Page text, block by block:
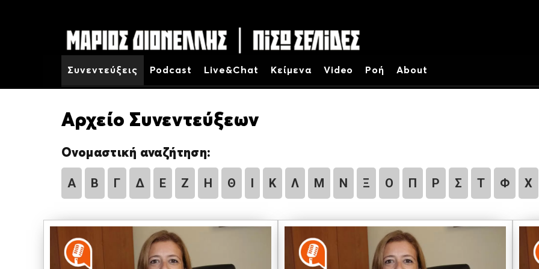
Συνεντεύξεις Podcast Live&Chat Κείμενα Video Ροή About
Αρχείο Συνεντεύξεων
Ονομαστική αναζήτηση:
Α Β Γ Δ Ε Ζ Η Θ Ι Κ Λ Μ Ν Ξ Ο Π Ρ Σ Τ Φ Χ